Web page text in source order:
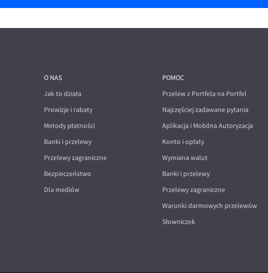
O NAS
Jak to działa
Prowizje i rabaty
Metody płatności
Banki i przelewy
Przelewy zagraniczne
Bezpieczeństwo
Dla mediów
POMOC
Przelew z Portfela na Portfel
Najczęściej zadawane pytania
Aplikacja i Mobilna Autoryzacja
Konto i opłaty
Wymiana walut
Banki i przelewy
Przelewy zagraniczne
Warunki darmowych przelewów
Słowniczek